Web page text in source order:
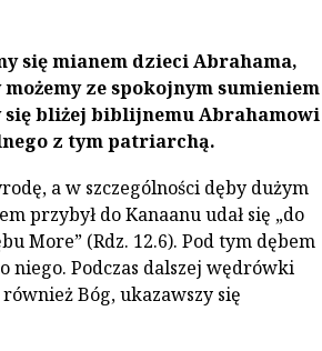
się mianem dzieci Abrahama,
ze spokojnym sumieniem
bliżej biblijnemu Abrahamowi
z tym patriarchą.
a w szczególności dęby dużym
przybył do Kanaanu udał się „do
More” (Rdz. 12.6). Pod tym dębem
niego. Podczas dalszej wędrówki
Bóg, ukazawszy się